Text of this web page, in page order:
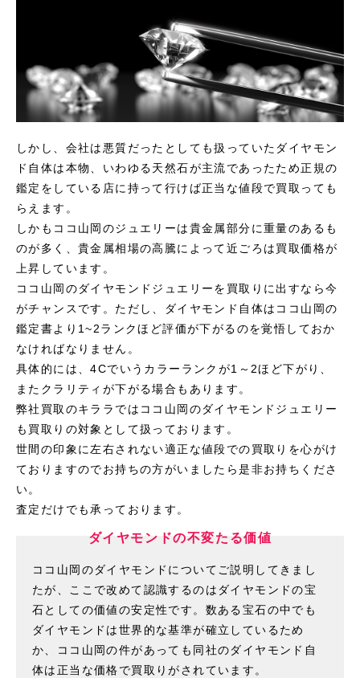
しかし、会社は悪質だったとしても扱っていたダイヤモン
ド自体は本物、いわゆる天然石が主流であったため正規の
鑑定をしている店に持って行けば正当な値段で買取っても
らえます。
しかもココ山岡のジュエリーは貴金属部分に重量のあるも
のが多く、貴金属相場の高騰によって近ごろは買取価格が
上昇しています。
ココ山岡のダイヤモンドジュエリーを買取りに出すなら今
がチャンスです。ただし、ダイヤモンド自体はココ山岡の
鑑定書より1~2ランクほど評価が下がるのを覚悟しておか
なければなりません。
具体的には、4Cでいうカラーランクが1～2ほど下がり、
またクラリティが下がる場合もあります。
弊社買取のキララではココ山岡のダイヤモンドジュエリー
も買取りの対象として扱っております。
世間の印象に左右されない適正な値段での買取りを心がけ
ておりますのでお持ちの方がいましたら是非お持ちくださ
い。
査定だけでも承っております。
ダイヤモンドの不変たる価値
ココ山岡のダイヤモンドについてご説明してきまし
たが、ここで改めて認識するのはダイヤモンドの宝
石としての価値の安定性です。数ある宝石の中でも
ダイヤモンドは世界的な基準が確立しているため
か、ココ山岡の件があっても同社のダイヤモンド自
体は正当な価格で買取りがされています。